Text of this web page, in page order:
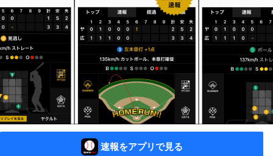
速報をアプリで見る